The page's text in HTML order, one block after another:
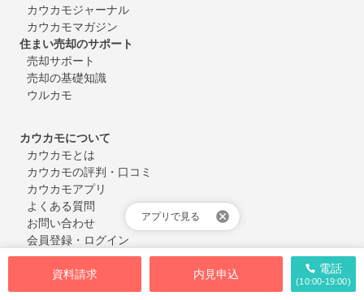
資料請求 内見申込 電話
(10:00-19:00)
アプリで見る
カウカモジャーナル
カウカモマガジン
住まい売却のサポート
売却サポート
売却の基礎知識
ウルカモ
カウカモについて
カウカモとは
カウカモの評判・口コミ
カウカモアプリ
よくある質問
お問い合わせ
会員登録・ログイン